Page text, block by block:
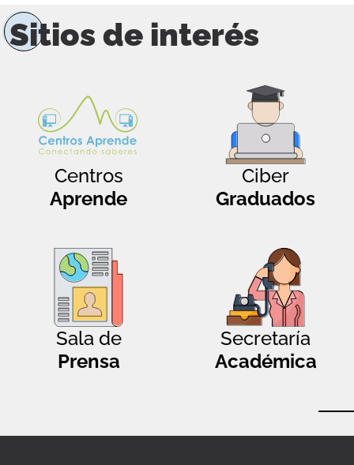
Sitios de interés
Centros
Aprende
Ciber
Graduados
Sala de
Prensa
Secretaría
Académica